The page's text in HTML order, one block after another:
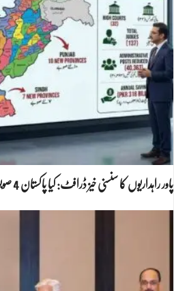
پاور راہداریوں کا سنسنی خیز ڈرافٹ: کیا پاکستان 4 صوبوں سے 33 اکائیوں میں…